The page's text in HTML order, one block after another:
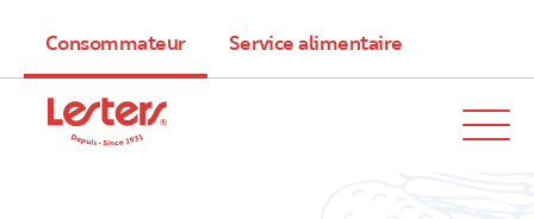
Consommateur Service alimentaire